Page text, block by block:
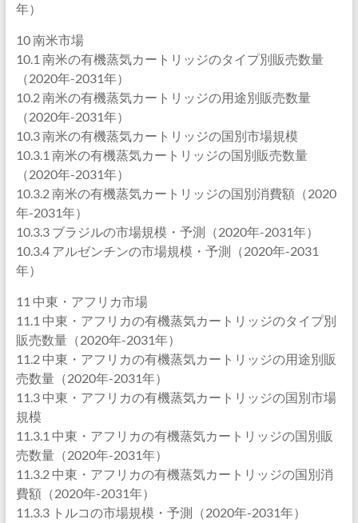
年）
10 南米市場
10.1 南米の有機蒸気カートリッジのタイプ別販売数量
（2020年-2031年）
10.2 南米の有機蒸気カートリッジの用途別販売数量
（2020年-2031年）
10.3 南米の有機蒸気カートリッジの国別市場規模
10.3.1 南米の有機蒸気カートリッジの国別販売数量
（2020年-2031年）
10.3.2 南米の有機蒸気カートリッジの国別消費額（2020
年-2031年）
10.3.3 ブラジルの市場規模・予測（2020年-2031年）
10.3.4 アルゼンチンの市場規模・予測（2020年-2031
年）
11 中東・アフリカ市場
11.1 中東・アフリカの有機蒸気カートリッジのタイプ別
販売数量（2020年-2031年）
11.2 中東・アフリカの有機蒸気カートリッジの用途別販
売数量（2020年-2031年）
11.3 中東・アフリカの有機蒸気カートリッジの国別市場
規模
11.3.1 中東・アフリカの有機蒸気カートリッジの国別販
売数量（2020年-2031年）
11.3.2 中東・アフリカの有機蒸気カートリッジの国別消
費額（2020年-2031年）
11.3.3 トルコの市場規模・予測（2020年-2031年）